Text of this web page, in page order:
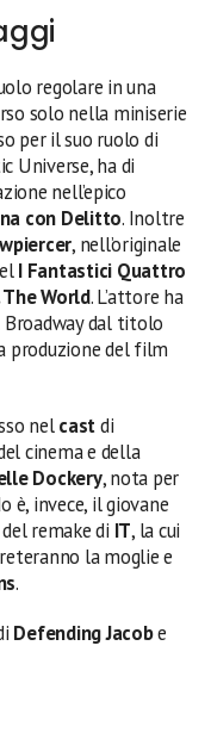
regolare in una
solo nella miniserie
per il suo ruolo di
Universe, ha di
nell’epico
con Delitto. Inoltre
, nell’originale
I Fantastici Quattro
World. L’attore ha
dal titolo
produzione del film
nelcastdi
cinema e della
Dockery, nota per
è, invece, il giovane
remake di IT, la cui
la moglie e
.
Defending Jacobe